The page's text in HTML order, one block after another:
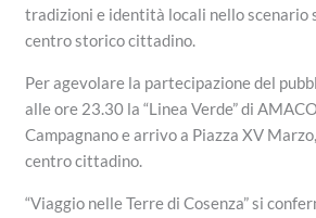
tradizioni e identità locali nello scenario
centro storico cittadino.
Per agevolare la partecipazione del
alle ore 23.30 la “Linea Verde” di
Campagnano e arrivo a Piazza XV
centro cittadino.
“Viaggio nelle Terre di Cosenza” si